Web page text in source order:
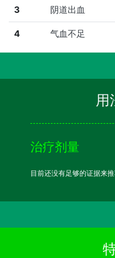
3 阴道出血
4 气血不足
用
治疗剂量
目前还没有足够的证据来推